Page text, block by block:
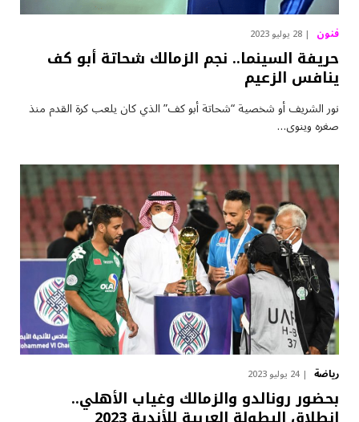
فنون 28 يوليو 2023
حريفة السينما.. نجم الزمالك شحاتة أبو كف
ينافس الزعيم
نور الشريف أو شخصية “شحاتة أبو كف” الذي كان يلعب كرة القدم منذ
صغره وينوى…
رياضة 24 يوليو 2023
بحضور رونالدو والزمالك وغياب الأهلي..